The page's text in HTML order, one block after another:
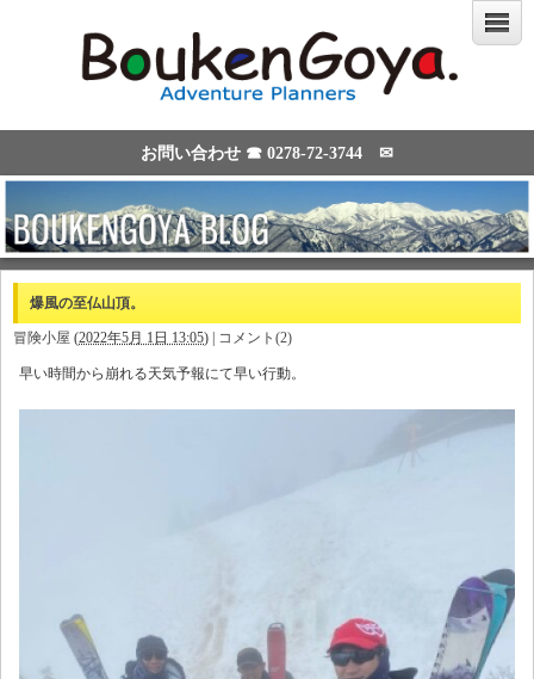
お問い合わせ ☎ 0278-72-3744 ✉
爆風の至仏山頂。
冒険小屋 (2022年5月 1日 13:05) | コメント(2)
早い時間から崩れる天気予報にて早い行動。